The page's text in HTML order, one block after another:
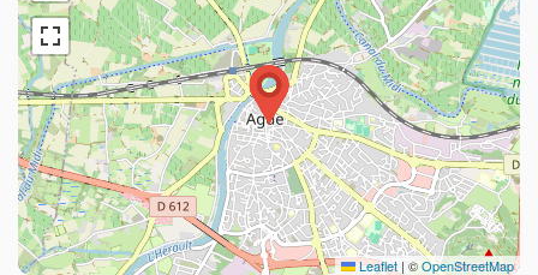
Leaflet | ©OpenStreetMap